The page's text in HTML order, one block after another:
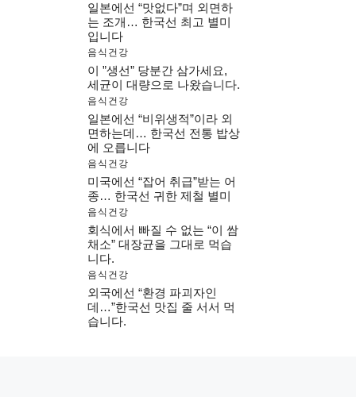
일본에선 “맛없다”며 외면하
는 조개… 한국선 최고 별미
입니다
음식건강
이 ”생선” 당분간 삼가세요,
세균이 대량으로 나왔습니다.
음식건강
일본에선 “비위생적”이라 외
면하는데… 한국선 전통 밥상
에 오릅니다
음식건강
미국에선 “잡어 취급”받는 어
종… 한국선 귀한 제철 별미
음식건강
회식에서 빠질 수 없는 “이 쌈
채소” 대장균을 그대로 먹습
니다.
음식건강
외국에선 “환경 파괴자인
데…”한국선 맛집 줄 서서 먹
습니다.